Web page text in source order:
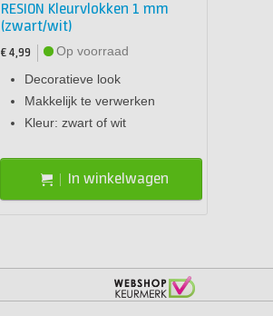
RESION Kleurvlokken 1 mm
(zwart/wit)
€ 4,99
Op voorraad
Decoratieve look
Makkelijk te verwerken
Kleur: zwart of wit
In winkelwagen